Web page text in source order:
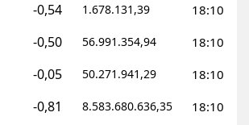
-0,54 1.678.131,39 18:10
-0,50 56.991.354,94 18:10
-0,05 50.271.941,29 18:10
-0,81 8.583.680.636,35 18:10